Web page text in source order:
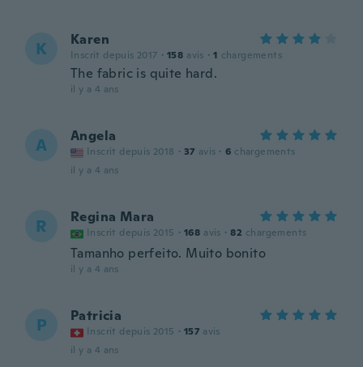
K Karen
Inscrit depuis 2017 · 158 avis · 1 chargements
The fabric is quite hard.
il y a 4 ans
A Angela
Inscrit depuis 2018 · 37 avis · 6 chargements
il y a 4 ans
R Regina Mara
Inscrit depuis 2015 · 168 avis · 82 chargements
Tamanho perfeito. Muito bonito
il y a 4 ans
P Patricia
Inscrit depuis 2015 · 157 avis
il y a 4 ans